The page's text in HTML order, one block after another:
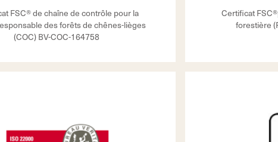
FSC® de chaîne de contrôle pour la
des forêts de chênes-lièges
(COC) BV-COC-164758
Certificat
forestière